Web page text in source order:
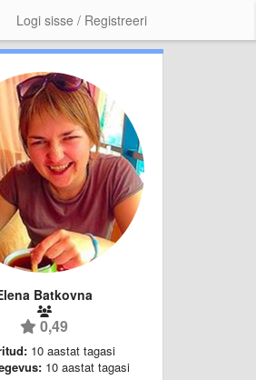
Logi sisse / Registreeri
Batkovna
0,49
10 aastat tagasi
10 aastat tagasi